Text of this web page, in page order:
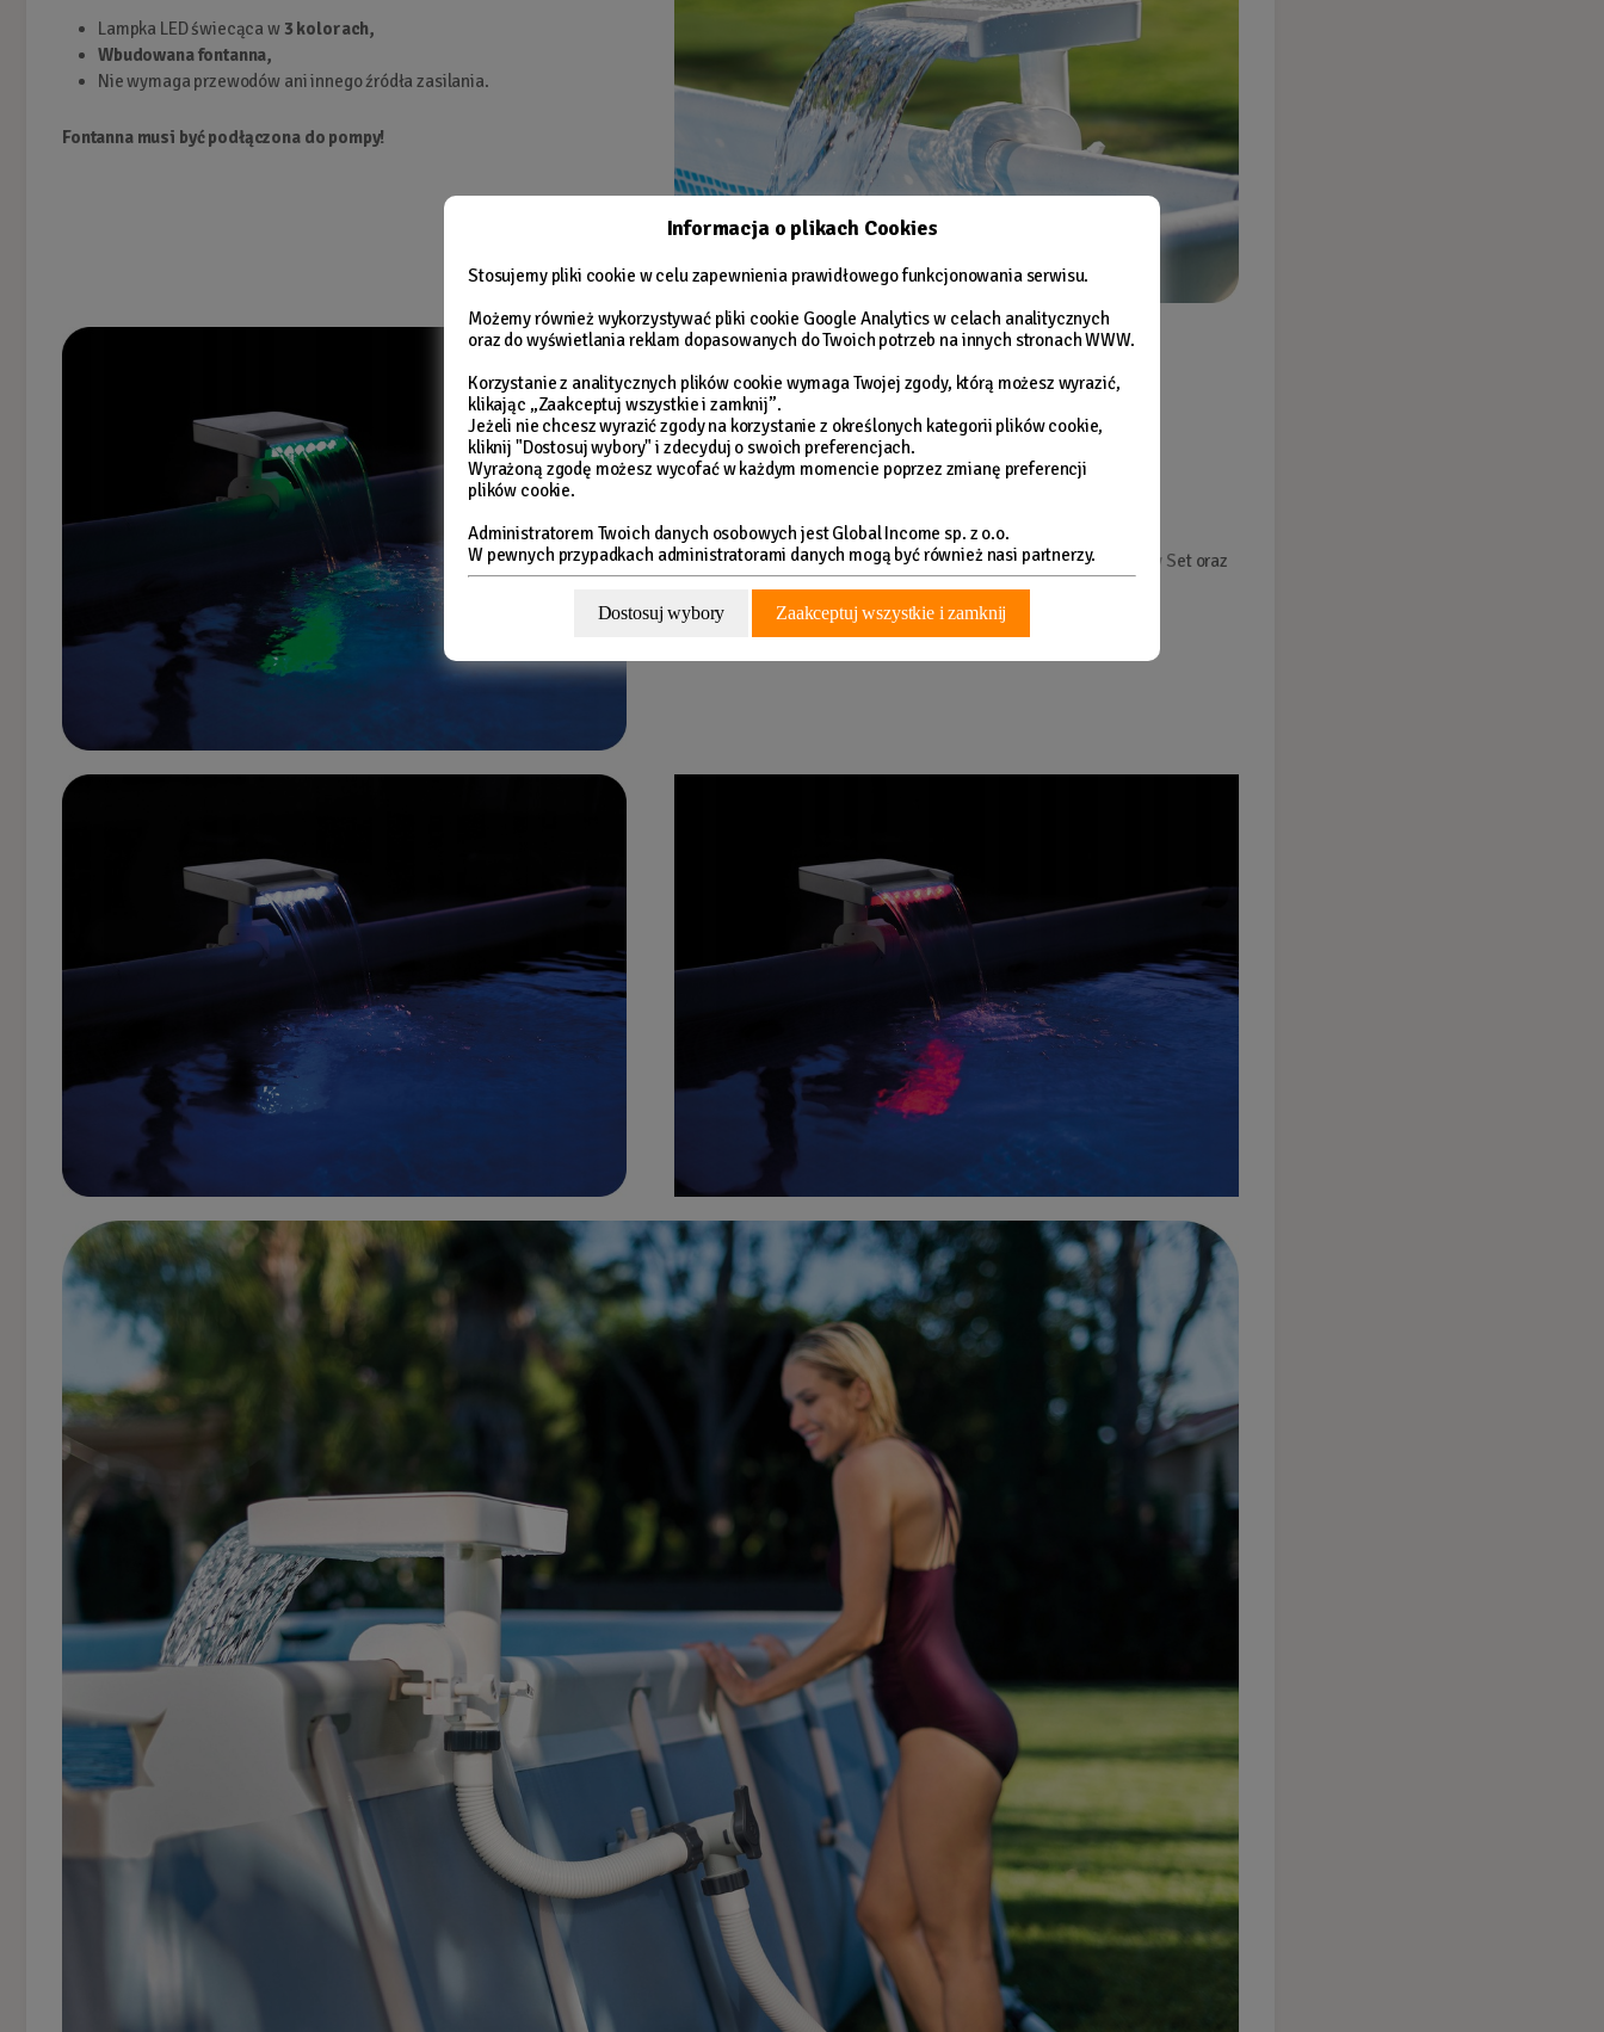
Lampka LED świecąca w 3 kolorach,
Wbudowana fontanna,
Nie wymaga przewodów ani innego źródła zasilania.
Fontanna musi być podłączona do pompy!
Dane techniczne:
kompatybilne z pompami o mocy od 3 785
pasuje do wszystkich basenów marki Intex (z wyjątkiem Easy Set oraz
Graphite Gray Panel)
Informacja o plikach Cookies
Stosujemy pliki cookie w celu zapewnienia prawidłowego funkcjonowania serwisu.
Możemy również wykorzystywać pliki cookie Google Analytics w celach analitycznych
oraz do wyświetlania reklam dopasowanych do Twoich potrzeb na innych stronach WWW.
Korzystanie z analitycznych plików cookie wymaga Twojej zgody, którą możesz wyrazić,
klikając „Zaakceptuj wszystkie i zamknij”.
Jeżeli nie chcesz wyrazić zgody na korzystanie z określonych kategorii plików cookie,
kliknij "Dostosuj wybory" i zdecyduj o swoich preferencjach.
Wyrażoną zgodę możesz wycofać w każdym momencie poprzez zmianę preferencji
plików cookie.
Administratorem Twoich danych osobowych jest Global Income sp. z o.o.
W pewnych przypadkach administratorami danych mogą być również nasi partnerzy.
Dostosuj wybory Zaakceptuj wszystkie i zamknij